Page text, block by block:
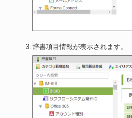
辞書項目情報が表示されます。